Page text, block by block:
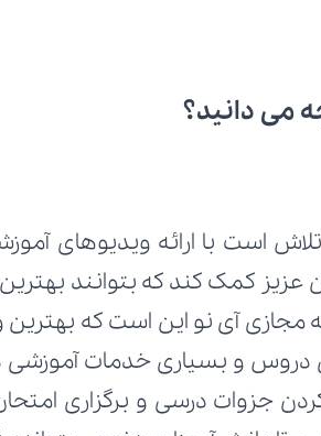
می‌ دانید؟
است با ارائه ویدیوهای آموزشی درس